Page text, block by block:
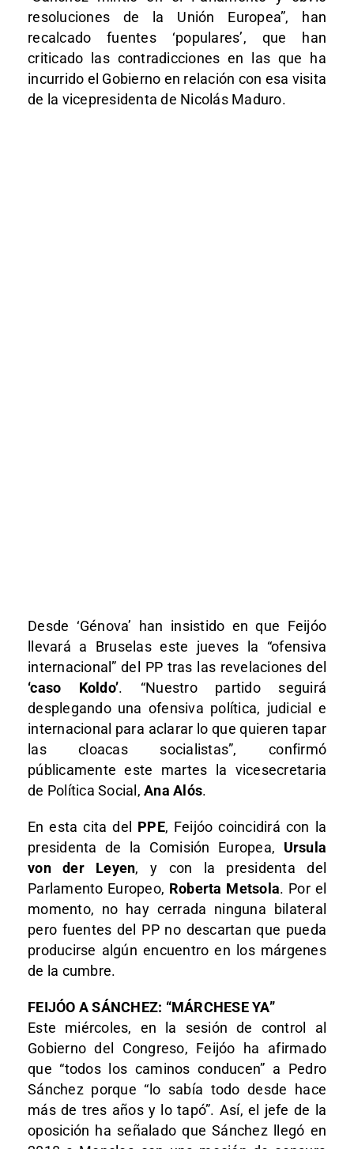
resoluciones de la Unión Europea”, han
recalcado fuentes ‘populares’, que han
criticado las contradicciones en las que ha
incurrido el Gobierno en relación con esa visita
de la vicepresidenta de Nicolás Maduro.
Desde ‘Génova’ han insistido en que Feijóo
llevará a Bruselas este jueves la “ofensiva
internacional” del PP tras las revelaciones del
‘caso Koldo’. “Nuestro partido seguirá
desplegando una ofensiva política, judicial e
internacional para aclarar lo que quieren tapar
las cloacas socialistas”, confirmó
públicamente este martes la vicesecretaria
de Política Social, Ana Alós.
En esta cita del PPE, Feijóo coincidirá con la
presidenta de la Comisión Europea, Ursula
von der Leyen, y con la presidenta del
Parlamento Europeo, Roberta Metsola. Por el
momento, no hay cerrada ninguna bilateral
pero fuentes del PP no descartan que pueda
producirse algún encuentro en los márgenes
de la cumbre.
FEIJÓO A SÁNCHEZ: “MÁRCHESE YA”
Este miércoles, en la sesión de control al
Gobierno del Congreso, Feijóo ha afirmado
que “todos los caminos conducen” a Pedro
Sánchez porque “lo sabía todo desde hace
más de tres años y lo tapó”. Así, el jefe de la
oposición ha señalado que Sánchez llegó en